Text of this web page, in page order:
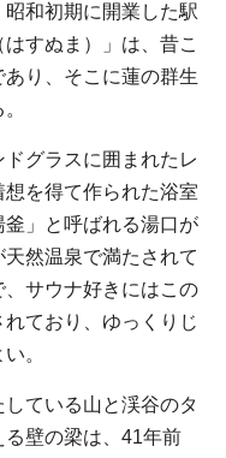
和初期に開業した駅
すぬま）」は、昔こ
り、そこに蓮の群生
グラスに囲まれたレ
想を得て作られた浴室
」と呼ばれる湯口が
然温泉で満たされて
サウナ好きにはこの
れており、ゆっくりじ
。
ている山と渓谷のタ
壁の梁は、41年前